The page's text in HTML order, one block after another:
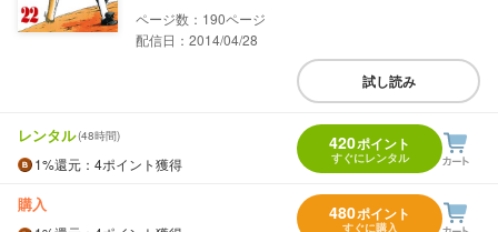
190
配信日：2014/04/28
試し読み
レンタル(48時間)
1%還元 ：4ポイント獲得
420ポイント
すぐにレンタル
購入 480ポイント
すぐに購入